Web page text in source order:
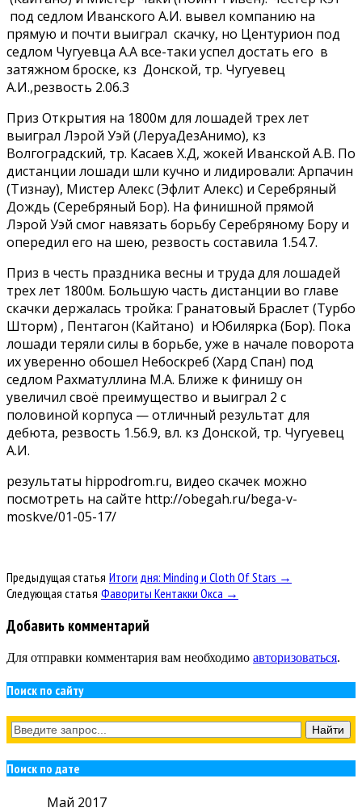
под седлом Иванского А.И. вывел компанию на
прямую и почти выиграл скачку, но Центурион под
седлом Чугуевца А.А все-таки успел достать его в
затяжном броске, кз Донской, тр. Чугуевец
А.И.,резвость 2.06.3
Приз Открытия на 1800м для лошадей трех лет
выиграл Лэрой Уэй (ЛеруаДезАнимо), кз
Волгоградский, тр. Касаев Х.Д, жокей Иванской А.В. По
дистанции лошади шли кучно и лидировали: Арпачин
(Тизнау), Мистер Алекс (Эфлит Алекс) и Серебряный
Дождь (Серебряный Бор). На финишной прямой
Лэрой Уэй смог навязать борьбу Серебряному Бору и
опередил его на шею, резвость составила 1.54.7.
Приз в честь праздника весны и труда для лошадей
трех лет 1800м. Большую часть дистанции во главе
скачки держалась тройка: Гранатовый Браслет (Турбо
Шторм) , Пентагон (Кайтано) и Юбилярка (Бор). Пока
лошади теряли силы в борьбе, уже в начале поворота
их уверенно обошел Небоскреб (Хард Спан) под
седлом Рахматуллина М.А. Ближе к финишу он
увеличил своё преимущество и выиграл 2 с
половиной корпуса — отличный результат для
дебюта, резвость 1.56.9, вл. кз Донской, тр. Чугуевец
А.И.
результаты hippodrom.ru, видео скачек можно
посмотреть на сайте http://obegah.ru/bega-v-
moskve/01-05-17/
Предыдущая статья Итоги дня: Minding и Cloth Of Stars →
Следующая статья Фавориты Кентакки Окса →
Добавить комментарий
Для отправки комментария вам необходимо авторизоваться.
Поиск по сайту
Поиск по дате
Май 2017